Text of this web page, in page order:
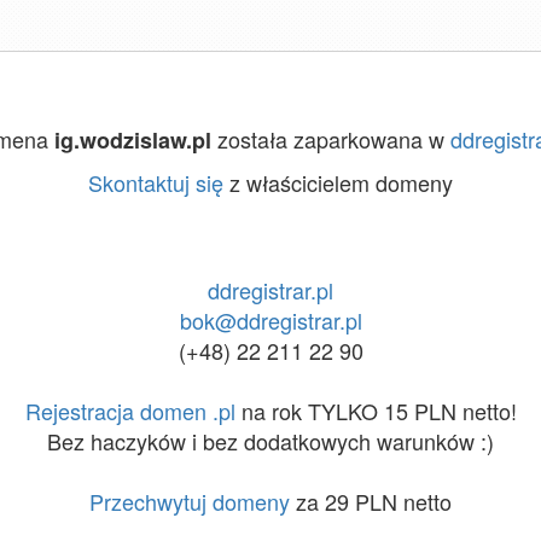
ig.wodzislaw.pl została zaparkowana w
Skontaktuj sięz właścicielem domeny
ddregistrar.pl
bok@ddregistrar.pl
(+48) 22 211 22 90
Rejestracja domen .pl na rok TYLKO 15 PLN netto!
Bez haczyków i bez dodatkowych warunków :)
Przechwytuj domenyza 29 PLN netto